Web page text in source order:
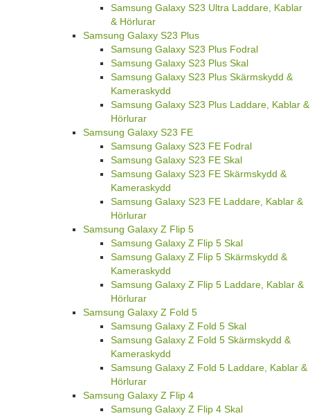
Samsung Galaxy S23 Ultra Laddare, Kablar
& Hörlurar
Samsung Galaxy S23 Plus
Samsung Galaxy S23 Plus Fodral
Samsung Galaxy S23 Plus Skal
Samsung Galaxy S23 Plus Skärmskydd &
Kameraskydd
Samsung Galaxy S23 Plus Laddare, Kablar &
Hörlurar
Samsung Galaxy S23 FE
Samsung Galaxy S23 FE Fodral
Samsung Galaxy S23 FE Skal
Samsung Galaxy S23 FE Skärmskydd &
Kameraskydd
Samsung Galaxy S23 FE Laddare, Kablar &
Hörlurar
Samsung Galaxy Z Flip 5
Samsung Galaxy Z Flip 5 Skal
Samsung Galaxy Z Flip 5 Skärmskydd &
Kameraskydd
Samsung Galaxy Z Flip 5 Laddare, Kablar &
Hörlurar
Samsung Galaxy Z Fold 5
Samsung Galaxy Z Fold 5 Skal
Samsung Galaxy Z Fold 5 Skärmskydd &
Kameraskydd
Samsung Galaxy Z Fold 5 Laddare, Kablar &
Hörlurar
Samsung Galaxy Z Flip 4
Samsung Galaxy Z Flip 4 Skal